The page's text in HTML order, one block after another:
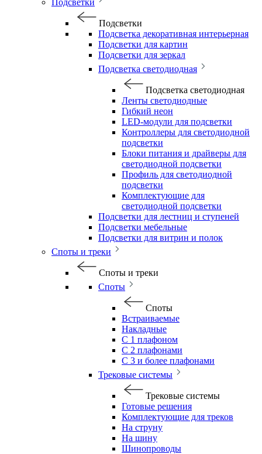
Подсветки
Подсветки
Подсветка декоративная интерьерная
Подсветки для картин
Подсветки для зеркал
Подсветка светодиодная
Подсветка светодиодная
Ленты светодиодные
Гибкий неон
LED-модули для подсветки
Контроллеры для светодиодной
подсветки
Блоки питания и драйверы для
светодиодной подсветки
Профиль для светодиодной
подсветки
Комплектующие для
светодиодной подсветки
Подсветки для лестниц и ступеней
Подсветки мебельные
Подсветки для витрин и полок
Споты и треки
Споты и треки
Споты
Споты
Встраиваемые
Накладные
С 1 плафоном
С 2 плафонами
С 3 и более плафонами
Трековые системы
Трековые системы
Готовые решения
Комплектующие для треков
На струну
На шину
Шинопроводы